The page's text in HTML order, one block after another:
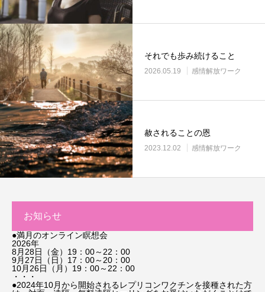
それでも歩み続けること
2026.05.19 感情解放ワーク
赦されることの恩
2023.12.02 感情解放ワーク
お知らせ
●満月のオンライン瞑想会
2026年
8月28日（金）19：00～22：00
9月27日（日）17：00～20：00
10月26日（月）19：00～22：00
・・・
●2024年10月から開始されるレプリコンワクチンを接種された方